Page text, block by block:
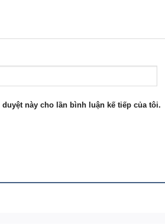
này cho lần bình luận kế tiếp của tôi.